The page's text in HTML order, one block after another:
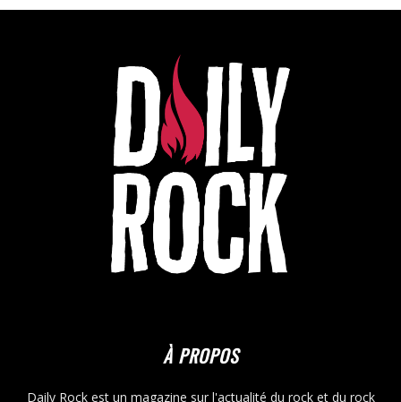
À PROPOS
Daily Rock est un magazine sur l'actualité du rock et du rock